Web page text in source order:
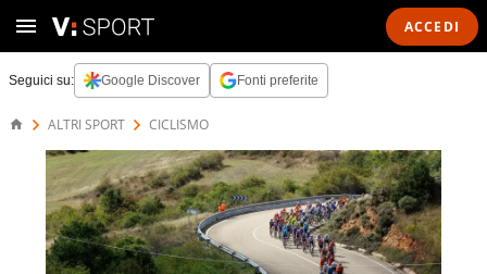
ACCEDI
Seguici su: Google Discover Fonti preferite
ALTRI SPORT CICLISMO